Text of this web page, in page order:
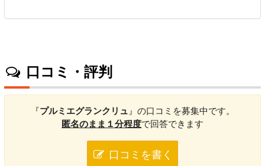
口コミ・評判
『プルミエグランクリュ 』の口コミを募集中です。
匿名のまま１分程度で回答できます
口コミを書く